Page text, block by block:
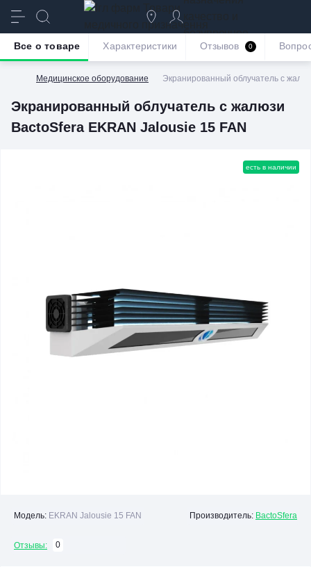
безупречное
обслуживание
Медицинское оборудование Экранированный облучатель с
Экранированный облучатель с жалюзи
BactoSfera EKRAN Jalousie 15 FAN
Все о товаре Характеристики Отзывов 0
есть в наличии
Модель: EKRAN Jalousie 15 FAN Производитель: BactoSfera
Отзывы: 0